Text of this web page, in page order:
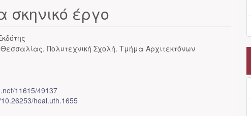
έργο
Πολυτεχνική Σχολή. Τμήμα Αρχιτεκτόνων
11615/49137
heal.uth.1655